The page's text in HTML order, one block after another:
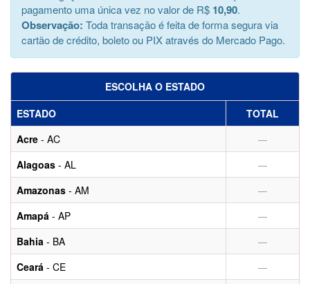
pagamento uma única vez no valor de R$ 10,90.
Observação: Toda transação é feita de forma segura via
cartão de crédito, boleto ou PIX através do Mercado Pago.
ESCOLHA O ESTADO
ESTADO
TOTAL
Acre - AC —
Alagoas - AL —
Amazonas - AM —
Amapá - AP —
Bahia - BA —
Ceará - CE —